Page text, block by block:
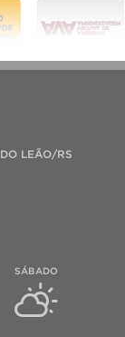
LEÃO/RS
SÁBADO